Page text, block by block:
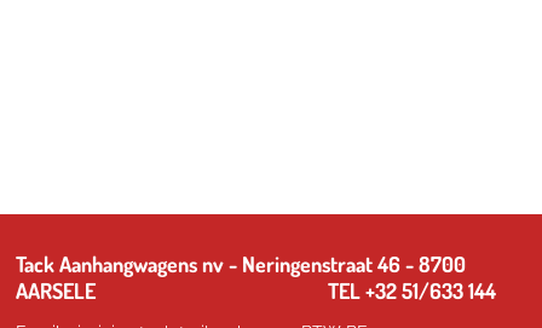
Tack Aanhangwagens nv - Neringenstraat 46 - 8700
AARSELE TEL +32 51/633 144